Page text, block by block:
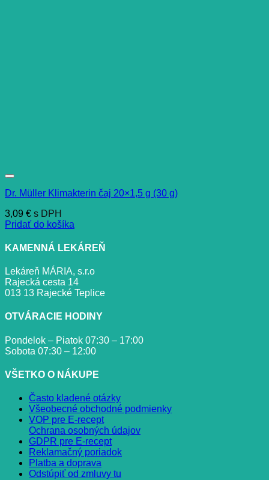
Dr. Müller Klimakterin čaj 20×1,5 g (30 g)
3,09 € s DPH
Pridať do košíka
KAMENNÁ LEKÁREŇ
Lekáreň MÁRIA, s.r.o
Rajecká cesta 14
013 13 Rajecké Teplice
OTVÁRACIE HODINY
Pondelok – Piatok 07:30 – 17:00
Sobota 07:30 – 12:00
VŠETKO O NÁKUPE
Často kladené otázky
Všeobecné obchodné podmienky
VOP pre E-recept
Ochrana osobných údajov
GDPR pre E-recept
Reklamačný poriadok
Platba a doprava
Odstúpiť od zmluvy tu